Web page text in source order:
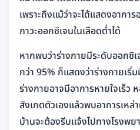
เพราะถึงแม้ว่าจะได้แสดงอากา
ภาวะออกซิเจนในเลือดต่ำได้
หากพบว่าร่างกายมีระดับออกซิ
กว่า 95% ก็แสดงว่าร่างกายเริ่
ร่างกายอาจมีอาการหายใจเร็ว
สังเกตตัวเองแล้วพบอาการเห
บ้านจะต้องรีบแจ้งไปทางโรงพย